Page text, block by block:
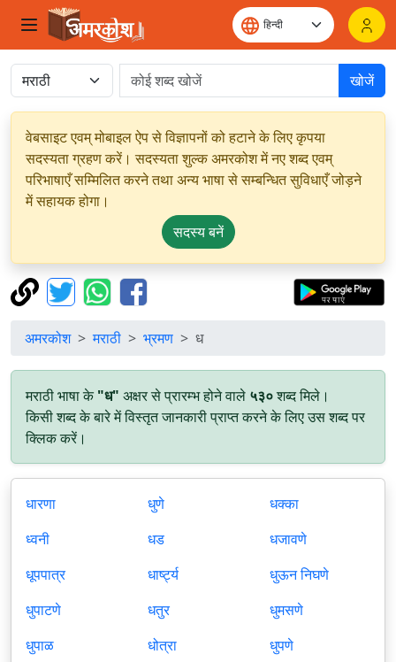
खोजें
वेबसाइट एवम् मोबाइल ऐप से विज्ञापनों को हटाने के लिए कृपया
सदस्यता ग्रहण करें। सदस्यता शुल्क अमरकोश में नए शब्द एवम्
परिभाषाएँ सम्मिलित करने तथा अन्य भाषा से सम्बन्धित सुविधाएँ जोड़ने
में सहायक होगा।
सदस्य बनें
अमरकोश मराठी भ्रमण ध
मराठी भाषा के "ध" अक्षर से प्रारम्भ होने वाले ५३०शब्द मिले।
किसी शब्द के बारे में विस्तृत जानकारी प्राप्त करने के लिए उस शब्द पर
क्लिक करें।
धारणा
ध्वनी
धूपपात्र
धुपाटणे
धुपाळ
धुणे
धड
धार्ष्ट्य
धतुर
धोत्रा
धक्का
धजावणे
धुऊन निघणे
धुमसणे
धुपणे